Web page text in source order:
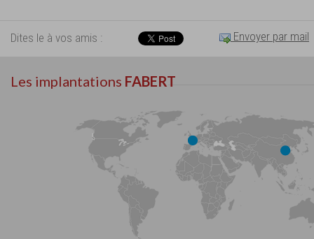
Dites le à vos amis : Envoyer par mail
Les implantations FABERT